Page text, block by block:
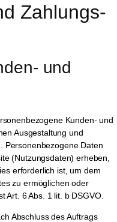
Zahlungs­
und
Kunden- und
Ausgestaltung und
Personenbezogene Daten
(Nutzungsdaten) erheben,
erforderlich ist, um dem
zu ermöglichen oder
Art. 6 Abs. 1 lit. b DSGVO.
Abschluss des Auftrags